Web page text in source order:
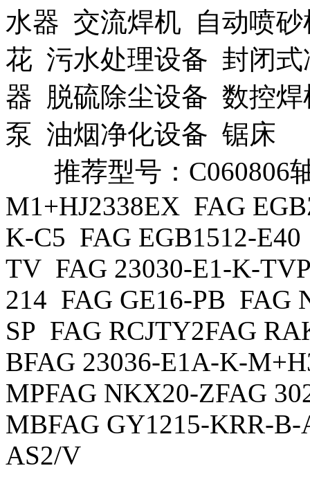
水器 交流焊机 自动喷
花 污水处理设备 封闭
器 脱硫除尘设备 数控
泵 油烟净化设备 锯床
推荐型号：C060806
M1+HJ2338EX FAG
K-C5 FAG EGB1512-
TV FAG 23030-E1-K-
214 FAG GE16-PB FAG
SP FAG RCJTY2FAG
BFAG 23036-E1A-K-
MPFAG NKX20-ZFAG
MBFAG GY1215-KRR-
AS2/V